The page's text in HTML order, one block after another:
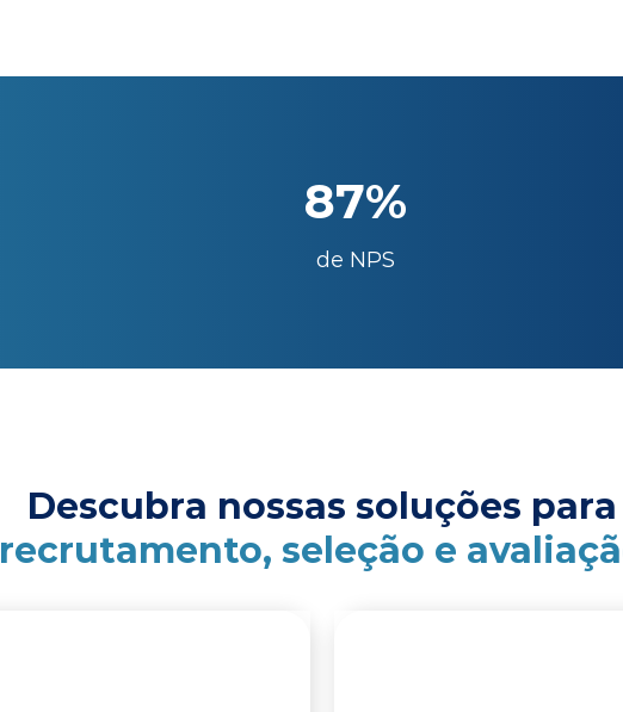
87%
de NPS
Descubra nossas soluções para
recrutamento, seleção e